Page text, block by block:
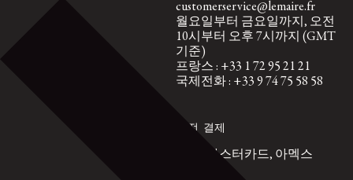
customerservice@lemaire.fr
월요일부터 금요일까지, 오전
10시부터 오후 7시까지 (GMT
기준)
프랑스 : +33 1 72 95 21 21
국제전화 : +33 9 74 75 58 58
안전 결제
비자, 마스터카드, 아멕스